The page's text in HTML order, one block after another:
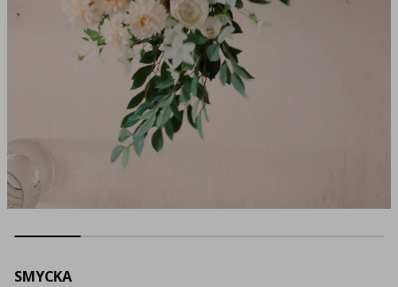
SMYCKA